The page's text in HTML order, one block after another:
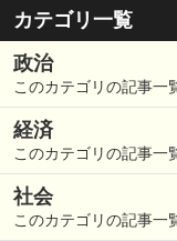
カテゴリ一覧
政治
このカテゴリの記事一
経済
このカテゴリの記事一
社会
このカテゴリの記事一